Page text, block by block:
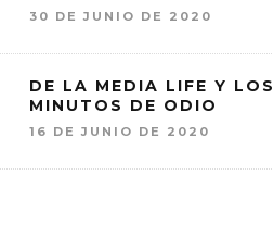
30 DE JUNIO DE 2020
DE LA MEDIA LIFE Y LOS
MINUTOS DE ODIO
16 DE JUNIO DE 2020